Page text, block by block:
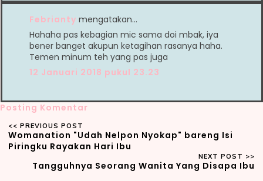
Febrianty mengatakan…
Hahaha pas kebagian mic sama doi mbak, iya
bener banget akupun ketagihan rasanya haha.
Temen minum teh yang pas juga
12 Januari 2018 pukul 23.23
Posting Komentar
Womanation "Udah Nelpon Nyokap" bareng Isi
Piringku Rayakan Hari Ibu
Tangguhnya Seorang Wanita Yang Disapa Ibu